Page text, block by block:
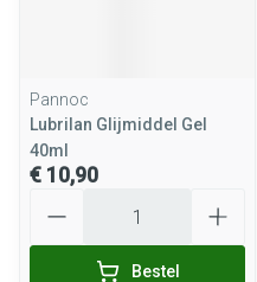
Pannoc
Lubrilan Glijmiddel Gel
40ml
€ 10,90
Bestel